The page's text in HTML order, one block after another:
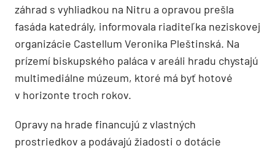
záhrad s vyhliadkou na Nitru a opravou prešla
fasáda katedrály, informovala riaditeľka neziskovej
organizácie Castellum Veronika Pleštinská. Na
prízemí biskupského paláca v areáli hradu chystajú
multimediálne múzeum, ktoré má byť hotové
v horizonte troch rokov.
Opravy na hrade financujú z vlastných
prostriedkov a podávajú žiadosti o dotácie